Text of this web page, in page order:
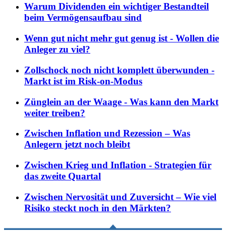
Warum Dividenden ein wichtiger Bestandteil
beim Vermögensaufbau sind
Wenn gut nicht mehr gut genug ist - Wollen die
Anleger zu viel?
Zollschock noch nicht komplett überwunden -
Markt ist im Risk-on-Modus
Zünglein an der Waage - Was kann den Markt
weiter treiben?
Zwischen Inflation und Rezession – Was
Anlegern jetzt noch bleibt
Zwischen Krieg und Inflation - Strategien für
das zweite Quartal
Zwischen Nervosität und Zuversicht – Wie viel
Risiko steckt noch in den Märkten?